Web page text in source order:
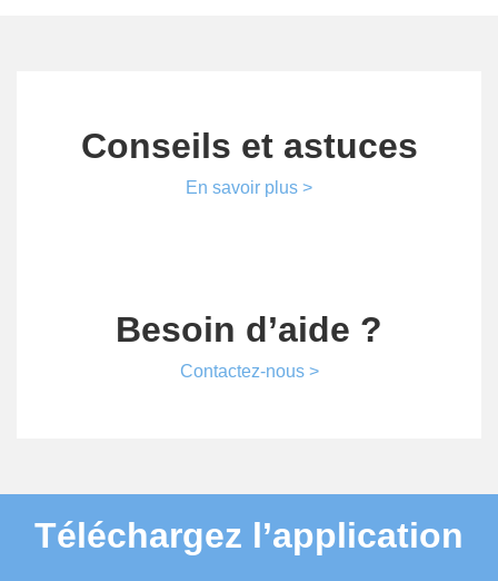
Conseils et astuces
En savoir plus >
Besoin d’aide ?
Contactez-nous >
Téléchargez l’application